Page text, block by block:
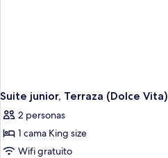
Suite junior, Terraza (Dolce Vita)
2 personas
1 cama King size
Wifi gratuito